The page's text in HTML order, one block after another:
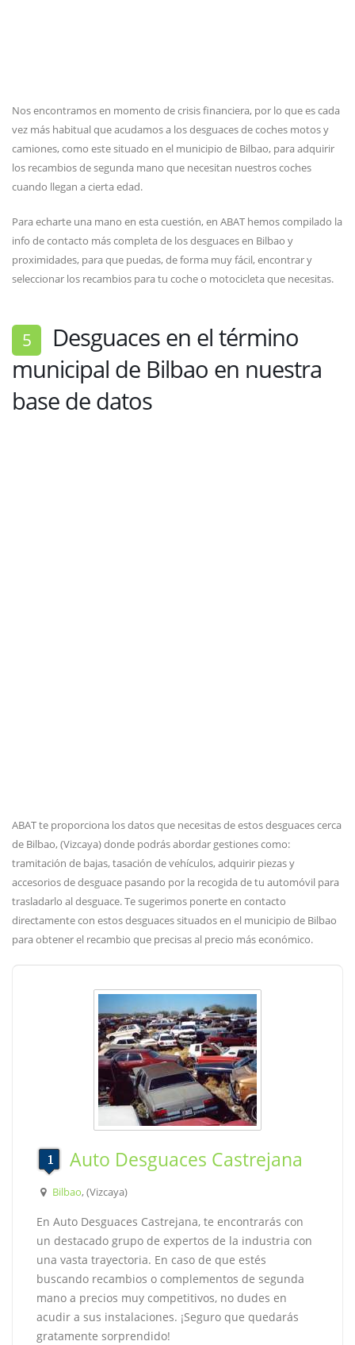
Nos encontramos en momento de crisis financiera, por lo que es cada
vez más habitual que acudamos a los desguaces de coches motos y
camiones, como este situado en el municipio de Bilbao, para adquirir
los recambios de segunda mano que necesitan nuestros coches
cuando llegan a cierta edad.
Para echarte una mano en esta cuestión, en ABAT hemos compilado la
info de contacto más completa de los desguaces en Bilbao y
proximidades, para que puedas, de forma muy fácil, encontrar y
seleccionar los recambios para tu coche o motocicleta que necesitas.
5 Desguaces en el término
municipal de Bilbao en nuestra
base de datos
ABAT te proporciona los datos que necesitas de estos desguaces cerca
de Bilbao, (Vizcaya) donde podrás abordar gestiones como:
tramitación de bajas, tasación de vehículos, adquirir piezas y
accesorios de desguace pasando por la recogida de tu automóvil para
trasladarlo al desguace. Te sugerimos ponerte en contacto
directamente con estos desguaces situados en el municipio de Bilbao
para obtener el recambio que precisas al precio más económico.
Auto Desguaces Castrejana
Bilbao, (Vizcaya)
En Auto Desguaces Castrejana, te encontrarás con
un destacado grupo de expertos de la industria con
una vasta trayectoria. En caso de que estés
buscando recambios o complementos de segunda
mano a precios muy competitivos, no dudes en
acudir a sus instalaciones. ¡Seguro que quedarás
gratamente sorprendido!